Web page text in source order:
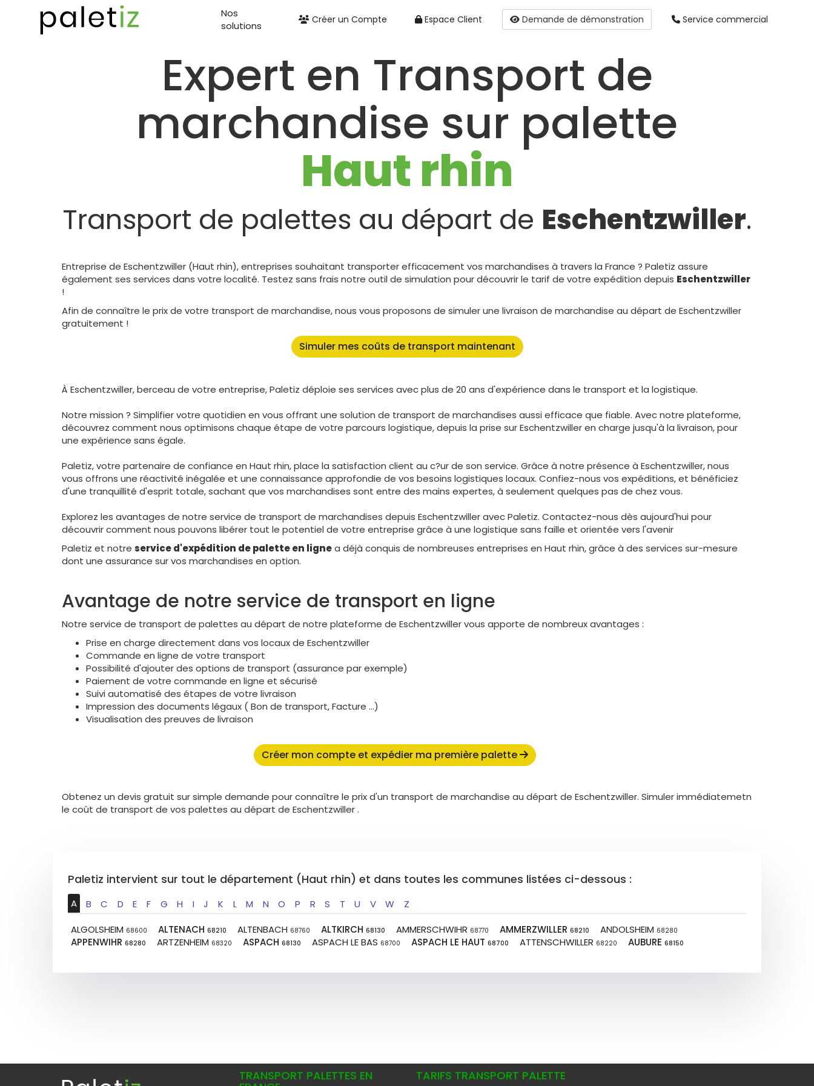
Nos
solutions
Créer un Compte Espace Client Demande de démonstration Service commercial
Expert en Transport de
marchandise sur palette
Haut rhin
Transport de palettes au départ de Eschentzwiller.
Entreprise de Eschentzwiller (Haut rhin), entreprises souhaitant transporter efficacement vos marchandises à travers la France ? Paletiz assure
également ses services dans votre localité. Testez sans frais notre outil de simulation pour découvrir le tarif de votre expédition depuis Eschentzwiller
!
Afin de connaître le prix de votre transport de marchandise, nous vous proposons de simuler une livraison de marchandise au départ de Eschentzwiller
gratuitement !
Simuler mes coûts de transport maintenant
À Eschentzwiller, berceau de votre entreprise, Paletiz déploie ses services avec plus de 20 ans d'expérience dans le transport et la logistique.
Notre mission ? Simplifier votre quotidien en vous offrant une solution de transport de marchandises aussi efficace que fiable. Avec notre plateforme,
découvrez comment nous optimisons chaque étape de votre parcours logistique, depuis la prise sur Eschentzwiller en charge jusqu'à la livraison, pour
une expérience sans égale.
Paletiz, votre partenaire de confiance en Haut rhin, place la satisfaction client au c?ur de son service. Grâce à notre présence à Eschentzwiller, nous
vous offrons une réactivité inégalée et une connaissance approfondie de vos besoins logistiques locaux. Confiez-nous vos expéditions, et bénéficiez
d'une tranquillité d'esprit totale, sachant que vos marchandises sont entre des mains expertes, à seulement quelques pas de chez vous.
Explorez les avantages de notre service de transport de marchandises depuis Eschentzwiller avec Paletiz. Contactez-nous dès aujourd'hui pour
découvrir comment nous pouvons libérer tout le potentiel de votre entreprise grâce à une logistique sans faille et orientée vers l'avenir
Paletiz et notre service d'expédition de palette en lignea déjà conquis de nombreuses entreprises en Haut rhin, grâce à des services sur-mesure
dont une assurance sur vos marchandises en option.
Avantage de notre service de transport en ligne
Notre service de transport de palettes au départ de notre plateforme de Eschentzwiller vous apporte de nombreux avantages :
Prise en charge directement dans vos locaux de Eschentzwiller
Commande en ligne de votre transport
Possibilité d'ajouter des options de transport (assurance par exemple)
Paiement de votre commande en ligne et sécurisé
Suivi automatisé des étapes de votre livraison
Impression des documents légaux ( Bon de transport, Facture ...)
Visualisation des preuves de livraison
Créer mon compte et expédier ma première palette
Obtenez un devis gratuit sur simple demande pour connaître le prix d'un transport de marchandise au départ de Eschentzwiller. Simuler immédiatemetn
le coût de transport de vos palettes au départ de Eschentzwiller .
Paletiz intervient sur tout le département (Haut rhin) et dans toutes les communes listées ci-dessous :
A B C D E F G H I J K L M N O P R S T U V W
Z
ALGOLSHEIM 68600 ALTENACH 68210 ALTENBACH 68760 ALTKIRCH 68130 AMMERSCHWIHR 68770 AMMERZWILLER 68210 ANDOLSHEIM 68280
APPENWIHR 68280 ARTZENHEIM 68320 ASPACH 68130 ASPACH LE BAS 68700 ASPACH LE HAUT 68700 ATTENSCHWILLER 68220 AUBURE 68150
TRANSPORT PALETTES EN TARIFS TRANSPORT PALETTE